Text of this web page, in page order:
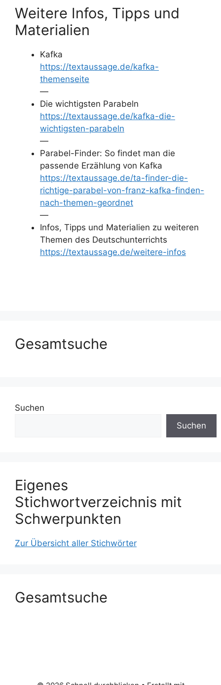
Weitere Infos, Tipps und
Materialien
Kafka
https://textaussage.de/kafka-
themenseite
—
Die wichtigsten Parabeln
https://textaussage.de/kafka-die-
wichtigsten-parabeln
—
Parabel-Finder: So findet man die
passende Erzählung von Kafka
https://textaussage.de/ta-finder-die-
richtige-parabel-von-franz-kafka-finden-
nach-themen-geordnet
—
Infos, Tipps und Materialien zu weiteren
Themen des Deutschunterrichts
https://textaussage.de/weitere-infos
Gesamtsuche
Suchen
Suchen
Eigenes
Stichwortverzeichnis mit
Schwerpunkten
Zur Übersicht aller Stichwörter
Gesamtsuche